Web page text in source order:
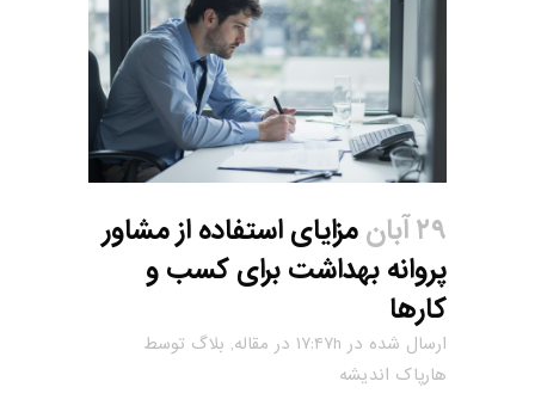
۲۹ آبان
مزایای استفاده از مشاور
پروانه بهداشت برای کسب و
کارها
ارسال شده در ۱۷:۴۷h در مقاله, بلاگ توسط
هارپاک اندیشه